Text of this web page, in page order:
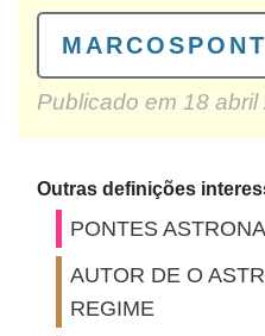
Publicado em 18 abril
Outras definições
PONTES
AUTOR DE O
REGIME